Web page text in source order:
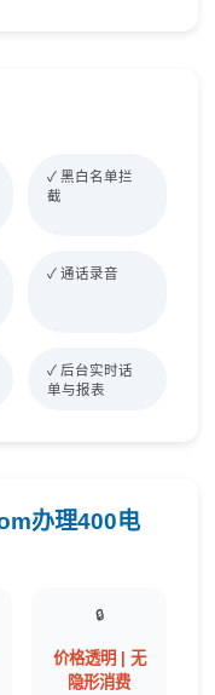
✓ 黑白名单拦
截
✓ 通话录音
✓ 后台实时话
单与报表
办理400电
🔒
价格透明 | 无
隐形消费